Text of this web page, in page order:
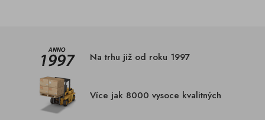
Na trhu již od roku 1997
Více jak 8000 vysoce kvalitných